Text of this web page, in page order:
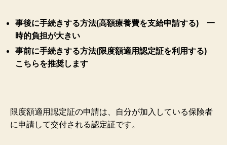
事後に手続きする方法(高額療養費を支給申請する) 一
時的負担が大きい
事前に手続きする方法(限度額適用認定証を利用する)
こちらを推奨します
限度額適用認定証の申請は、自分が加入している保険者
に申請して交付される認定証です。